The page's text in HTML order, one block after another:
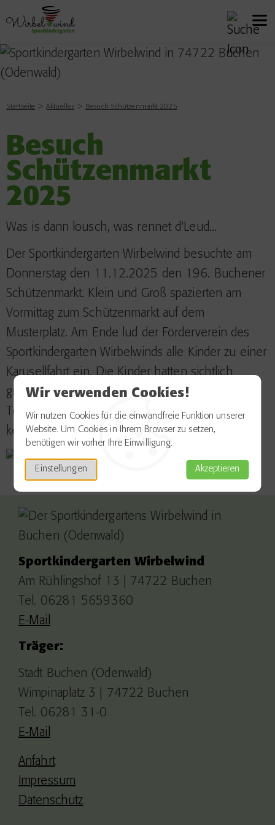
Wir verwenden Cookies!
Wir nutzen Cookies für die einwandfreie Funktion unserer
Website. Um Cookies in Ihrem Browser zu setzen,
benötigen wir vorher Ihre Einwilligung.
Einstellungen Akzeptieren
Startseite Aktuelles Besuch Schützenmarkt 2025
Besuch
Schützenmarkt
2025
Was is dann lousch, was rennet d'Leud...
Der Sportkindergarten Wirbelwind besuchte am
Donnerstag den 11.12.2025 den 196. Buchener
Schützenmarkt. Klein und Groß spazierten am
Vormittag zum Schützenmarkt auf dem
Musterplatz. Am Ende lud der Förderverein des
Sportkindergarten Wirbelwinds alle Kinder zu einer
Karusellfahrt ein. Die Kinder hatten sichtlich
großes Vergnügen und konnten so wieder einen
Teil der Buchener Traditionsgeschichte
kennenlernen.
Sportkindergarten Wirbelwind
Am Rühlingshof 13 | 74722 Buchen
Tel. 06281 5659360
E-Mail
Träger:
Stadt Buchen (Odenwald)
Wimpinaplatz 3 | 74722 Buchen
Tel. 06281 31-0
E-Mail
Anfahrt
Impressum
Datenschutz